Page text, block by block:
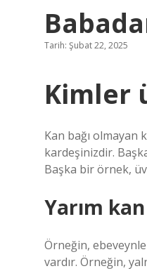
Tarih: Şubat 22, 2025
Kimler
Kan bağı olmayan
kardeşinizdir.
Başka bir örnek,
Yarım
Örneğin,
vardır. Örneğin,